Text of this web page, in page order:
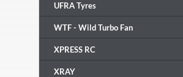
UFRA Tyres
WTF - Wild Turbo Fan
XPRESS RC
XRAY